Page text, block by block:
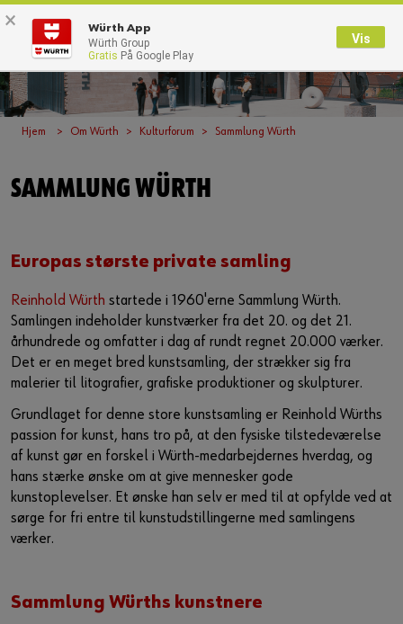
Med brugernavn Log på med kundenummer
Glemt dit kodeord?
Husk login data
Login
Guide til selvvalgt brugernavn
eller
Har du lyst til at være en online kunde?
Tilmeld dig her i tre enkle trin for at bruge alle funktionerne i
Kun salg til erhvervskunder
Hjem Om Würth Kulturforum Sammlung Würth
SAMMLUNG WÜRTH
Europas største private samling
Reinhold Würth startede i 1960'erne Sammlung Würth.
Samlingen indeholder kunstværker fra det 20. og det 21.
århundrede og omfatter i dag af rundt regnet 20.000 værker.
Det er en meget bred kunstsamling, der strækker sig fra
malerier til litografier, grafiske produktioner og skulpturer.
Grundlaget for denne store kunstsamling er Reinhold Würths
passion for kunst, hans tro på, at den fysiske tilstedeværelse
af kunst gør en forskel i Würth-medarbejdernes hverdag, og
hans stærke ønske om at give mennesker gode
kunstoplevelser. Et ønske han selv er med til at opfylde ved at
sørge for fri entre til kunstudstillingerne med samlingens
værker.
Sammlung Würths kunstnere
× Würth App
Würth Group
Gratis På Google Play
Vis